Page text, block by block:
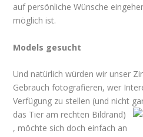
auf persönliche Wünsche
möglich ist.
Models gesucht
Und natürlich würden wir unser
Gebrauch fotografieren, wer
Verfügung zu stellen (und nicht
das Tier am rechten Bildrand)
, möchte sich doch einfach an